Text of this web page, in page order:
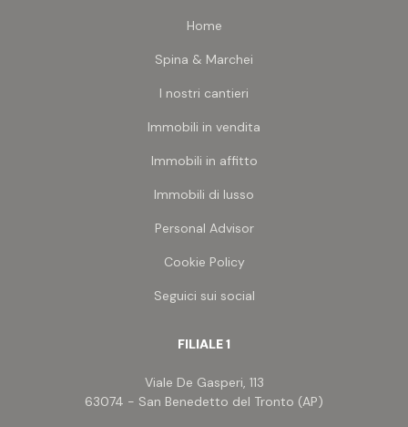
Spazi esterni che fanno la differenza: Corte privata
direttamente dentro casa
Lastrico solare di 160 mq
, uno spazio straordinario
wellness, solarium o hobby.
Home
Spina & Marchei
I nostri cantieri
Immobili in vendita
Immobili in affitto
Immobili di lusso
Personal Advisor
Cookie Policy
Seguici sui social
FILIALE 1
Viale De Gasperi, 113
63074 - San Benedetto del Tronto (AP)